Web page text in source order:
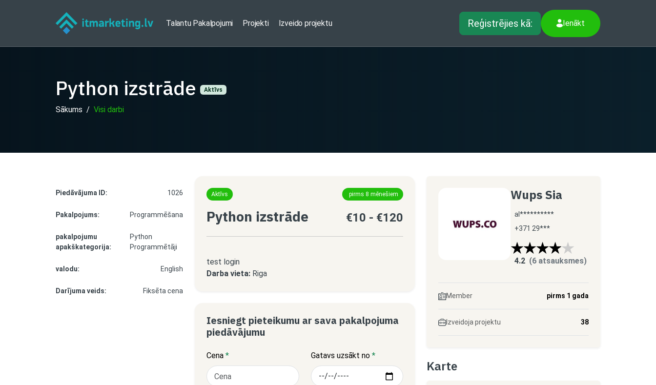
Talantu Pakalpojumi Projekti Izveido projektu Reģistrējies kā: Ienākt
Python izstrāde Aktīvs
Sākums Visi darbi
Piedāvājuma ID: 1026
Pakalpojums: Programmēšana
pakalpojumu
apakškategorija:
Python
Programmētāji
valodu: English
Darījuma veids: Fiksēta cena
Aktīvs pirms 8 mēnešiem
Python izstrāde €10 - €120
test login
Darba vieta: Riga
Iesniegt pieteikumu ar sava pakalpojuma
piedāvājumu
Cena * Gatavs uzsākt no *
Wups Sia
al**********
+371 29***
4.2 (6 atsauksmes)
Member pirms 1 gada
Izveidoja projektu 38
Karte